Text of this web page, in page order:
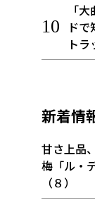
「
ド
ト
新着情
甘さ上品
梅「ル・
（８）